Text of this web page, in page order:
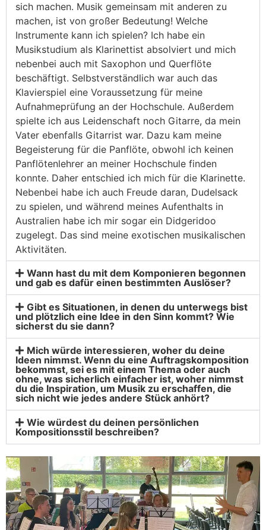
sich machen. Musik gemeinsam mit anderen zu
machen, ist von großer Bedeutung! Welche
Instrumente kann ich spielen? Ich habe ein
Musikstudium als Klarinettist absolviert und mich
nebenbei auch mit Saxophon und Querflöte
beschäftigt. Selbstverständlich war auch das
Klavierspiel eine Voraussetzung für meine
Aufnahmeprüfung an der Hochschule. Außerdem
spielte ich aus Leidenschaft noch Gitarre, da mein
Vater ebenfalls Gitarrist war. Dazu kam meine
Begeisterung für die Panflöte, obwohl ich keinen
Panflötenlehrer an meiner Hochschule finden
konnte. Daher entschied ich mich für die Klarinette.
Nebenbei habe ich auch Freude daran, Dudelsack
zu spielen, und während meines Aufenthalts in
Australien habe ich mir sogar ein Didgeridoo
zugelegt. Das sind meine exotischen musikalischen
Aktivitäten.
Wann hast du mit dem Komponieren begonnen
und gab es dafür einen bestimmten Auslöser?
Gibt es Situationen, in denen du unterwegs bist
und plötzlich eine Idee in den Sinn kommt? Wie
sicherst du sie dann?
Mich würde interessieren, woher du deine
Ideen nimmst. Wenn du eine Auftragskomposition
bekommst, sei es mit einem Thema oder auch
ohne, was sicherlich einfacher ist, woher nimmst
du die Inspiration, um Musik zu erschaffen, die
sich nicht wie jedes andere Stück anhört?
Wie würdest du deinen persönlichen
Kompositionsstil beschreiben?